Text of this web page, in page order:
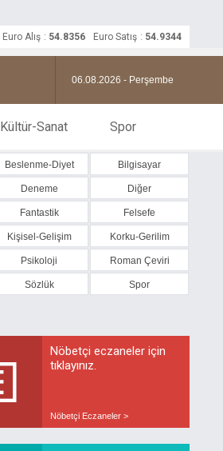
Euro Alış : 54.8356 Euro Satış : 54.9344
06.08.2026 - Perşembe
Kültür-Sanat Spor
Beslenme-Diyet Bilgisayar
Deneme Diğer
Fantastik Felsefe
Kişisel-Gelişim Korku-Gerilim
Psikoloji Roman Çeviri
Sözlük Spor
Nöbetçi eczaneler için
tıklayınız.
Nöbetçi Eczaneler >